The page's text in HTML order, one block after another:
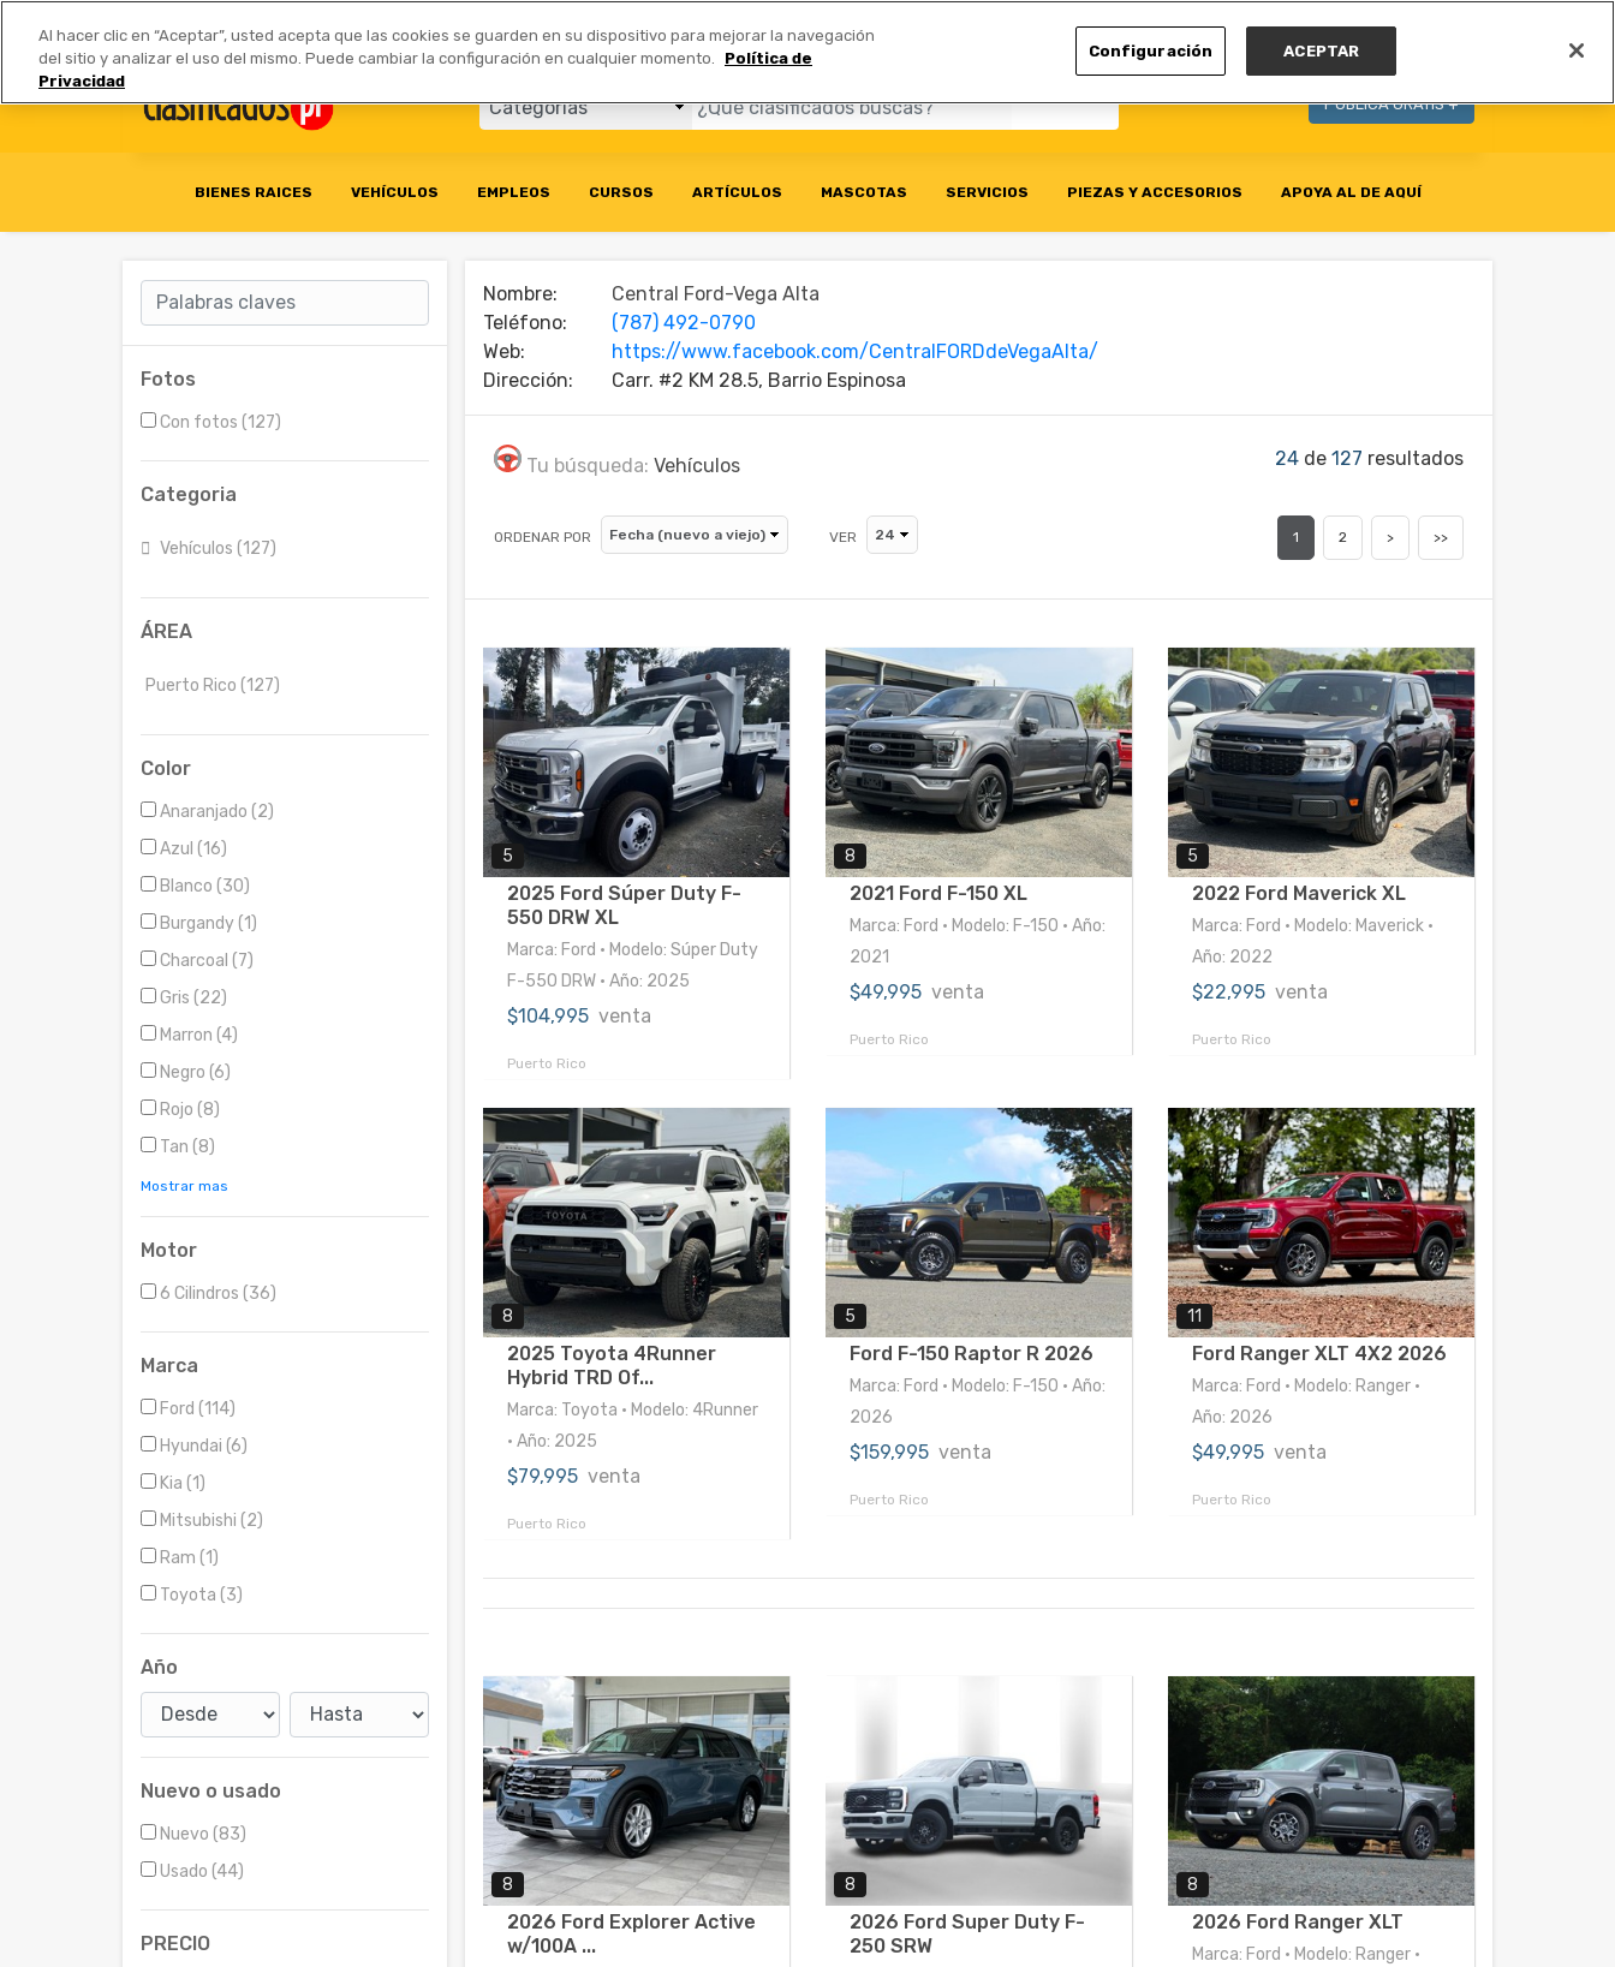
Anúnciate | Tarifas Socios Comerciales
PUBLICA GRATIS +
BIENES RAICES VEHÍCULOS EMPLEOS CURSOS ARTÍCULOS MASCOTAS SERVICIOS PIEZAS Y ACCESORIOS APOYA AL DE AQUÍ
Fotos
Con fotos (127)
Categoria
Vehículos (127)
ÁREA
Puerto Rico (127)
Color
Anaranjado (2)
Azul (16)
Blanco (30)
Burgandy (1)
Charcoal (7)
Gris (22)
Marron (4)
Negro (6)
Rojo (8)
Tan (8)
Mostrar mas
Motor
6 Cilindros (36)
Marca
Ford (114)
Hyundai (6)
Kia (1)
Mitsubishi (2)
Ram (1)
Toyota (3)
Año
Nuevo o usado
Nuevo (83)
Usado (44)
PRECIO
Nombre:
Central Ford-Vega Alta
Teléfono:
(787) 492-0790
Web:
https://www.facebook.com/CentralFORDdeVegaAlta/
Dirección:
Carr. #2 KM 28.5, Barrio Espinosa
Tu búsqueda: Vehículos 24de 127 resultados
ORDENAR POR VER 1 2 > >>
5
2025 Ford Súper Duty F-
550 DRW XL
Marca: Ford • Modelo: Súper Duty
F-550 DRW • Año: 2025
$104,995 venta
Puerto Rico
8
2021 Ford F-150 XL
Marca: Ford • Modelo: F-150 • Año:
2021
$49,995 venta
Puerto Rico
5
2022 Ford Maverick XL
Marca: Ford • Modelo: Maverick •
Año: 2022
$22,995 venta
Puerto Rico
8
2025 Toyota 4Runner
Hybrid TRD Of...
Marca: Toyota • Modelo: 4Runner
• Año: 2025
$79,995 venta
Puerto Rico
5
Ford F-150 Raptor R 2026
Marca: Ford • Modelo: F-150 • Año:
2026
$159,995 venta
Puerto Rico
11
Ford Ranger XLT 4X2 2026
Marca: Ford • Modelo: Ranger •
Año: 2026
$49,995 venta
Puerto Rico
8
2026 Ford Explorer Active
w/100A ...
8
2026 Ford Super Duty F-
250 SRW
8
2026 Ford Ranger XLT
Marca: Ford • Modelo: Ranger •
Al hacer clic en “Aceptar”, usted acepta que las cookies se guarden en su dispositivo para mejorar la navegación
del sitio y analizar el uso del mismo. Puede cambiar la configuración en cualquier momento.
Política de
Privacidad
Configuración ACEPTAR